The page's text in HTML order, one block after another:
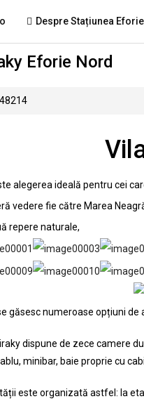
Despre Stațiunea Eforie
Eforie Nord
alegerea ideală pentru cei
vedere fie către Marea
repere naturale,
găsesc numeroase opțiuni
dispune de zece camere
minibar, baie proprie cu
este organizată astfel: la